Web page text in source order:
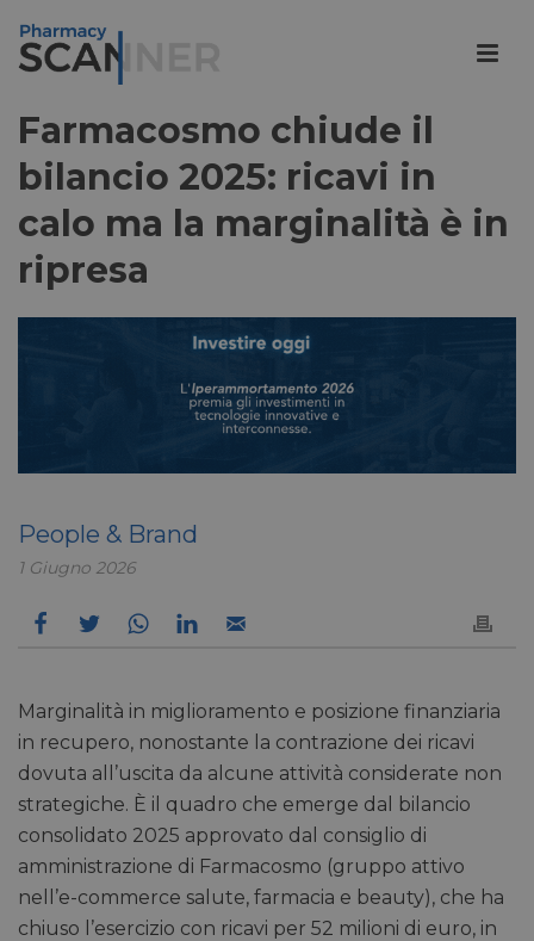
Farmacosmo chiude il
bilancio 2025: ricavi in
calo ma la marginalità è in
ripresa
People & Brand
1 Giugno 2026
Marginalità in miglioramento e posizione finanziaria
in recupero, nonostante la contrazione dei ricavi
dovuta all’uscita da alcune attività considerate non
strategiche. È il quadro che emerge dal bilancio
consolidato 2025 approvato dal consiglio di
amministrazione di Farmacosmo (gruppo attivo
nell’e-commerce salute, farmacia e beauty), che ha
chiuso l’esercizio con ricavi per 52 milioni di euro, in